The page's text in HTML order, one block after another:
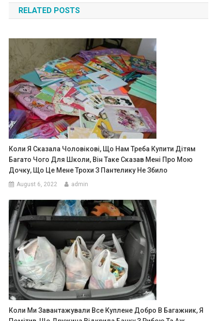
RELATED POSTS
Коли Я Сказала Чоловікові, Що Нам Треба Купити Дітям
Багато Чого Для Школи, Він Таке Сказав Мені Про Мою
Дочку, Що Це Мене Трохи З Пантелику Не Збило
August 6, 2022 admin
Коли Ми Завантажували Все Куплене Добро В Багажник, Я